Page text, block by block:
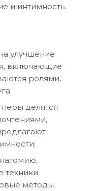
и интимность.
улучшение
включающие
ролями,
делятся
техники
методы